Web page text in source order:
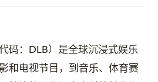
代码：DLB）是全球沉浸式娱乐
和电视节目，到音乐、体育赛